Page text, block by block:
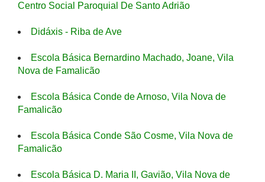
Centro Social Paroquial De Santo Adrião
Didáxis - Riba de Ave
Escola Básica Bernardino Machado, Joane, Vila
Nova de Famalicão
Escola Básica Conde de Arnoso, Vila Nova de
Famalicão
Escola Básica Conde São Cosme, Vila Nova de
Famalicão
Escola Básica D. Maria II, Gavião, Vila Nova de